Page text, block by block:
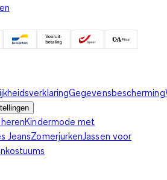
Gegevensbescherming
Kindermode met
JeansZomerjurken Jassen voor